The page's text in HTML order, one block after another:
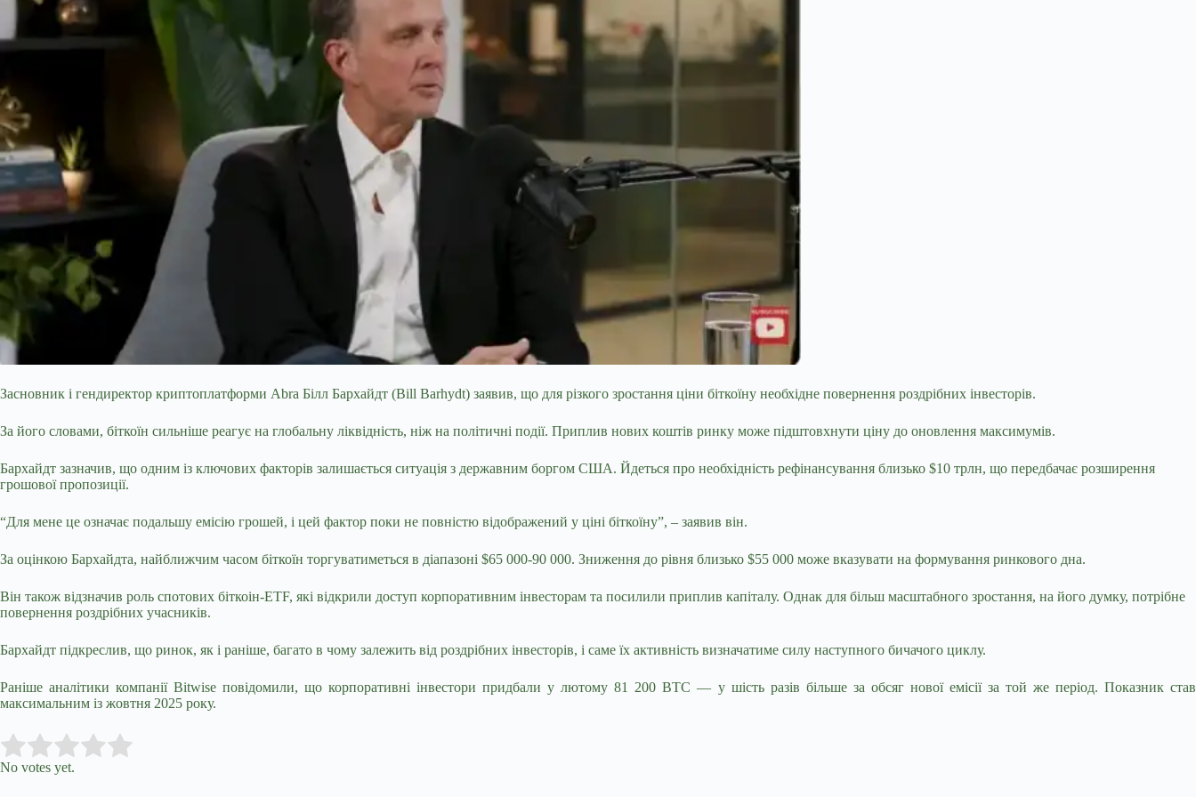
Засновник і гендиректор криптоплатформи Abra Білл Бархайдт (Bill Barhydt) заявив, що для різкого зростання ціни біткоїну необхідне повернення роздрібних інвесторів.
За його словами, біткоїн сильніше реагує на глобальну ліквідність, ніж на політичні події. Приплив нових коштів ринку може підштовхнути ціну до оновлення максимумів.
Бархайдт зазначив, що одним із ключових факторів залишається ситуація з державним боргом США. Йдеться про необхідність рефінансування близько $10 трлн, що передбачає розширення
грошової пропозиції.
“Для мене це означає подальшу емісію грошей, і цей фактор поки не повністю відображений у ціні біткоїну”, – заявив він.
За оцінкою Бархайдта, найближчим часом біткоїн торгуватиметься в діапазоні $65 000-90 000. Зниження до рівня близько $55 000 може вказувати на формування ринкового дна.
Він також відзначив роль спотових біткоін-ETF, які відкрили доступ корпоративним інвесторам та посилили приплив капіталу. Однак для більш масштабного зростання, на його думку, потрібне
повернення роздрібних учасників.
Бархайдт підкреслив, що ринок, як і раніше, багато в чому залежить від роздрібних інвесторів, і саме їх активність визначатиме силу наступного бичачого циклу.
Раніше аналітики компанії Bitwise повідомили, що корпоративні інвестори придбали у лютому 81 200 BTC — у шість разів більше за обсяг нової емісії за той же період. Показник став
максимальним із жовтня 2025 року.
Rate this item:
No votes yet.